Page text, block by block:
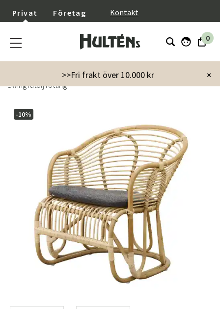
Privat Företag Kontakt
0
×
>>Fri frakt över 10.000 kr
Möbler Fåtöljer & puffar
Fåtöljer
Swing fåtölj rotting
-10%